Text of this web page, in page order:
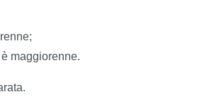
maggiorenne.